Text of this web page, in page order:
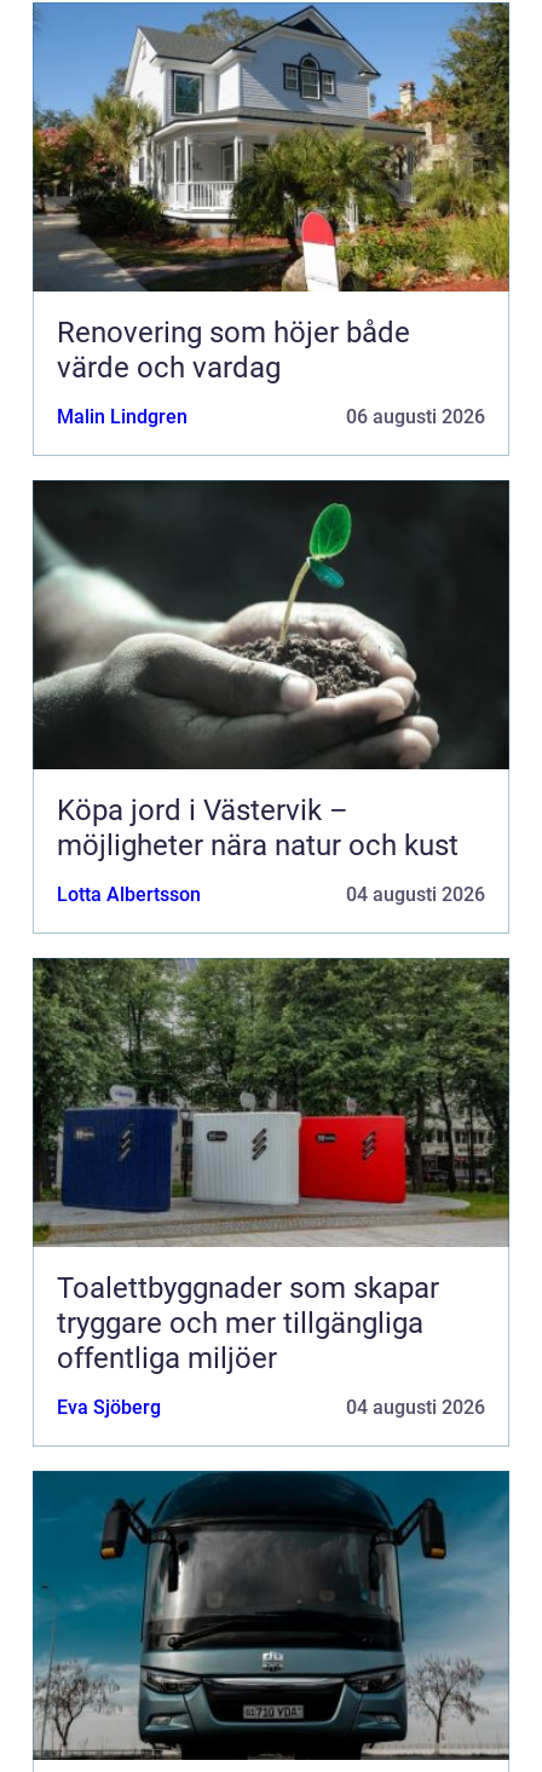
Renovering som höjer både
värde och vardag
Malin Lindgren 06 augusti 2026
Köpa jord i Västervik –
möjligheter nära natur och kust
Lotta Albertsson 04 augusti 2026
Toalettbyggnader som skapar
tryggare och mer tillgängliga
offentliga miljöer
Eva Sjöberg 04 augusti 2026